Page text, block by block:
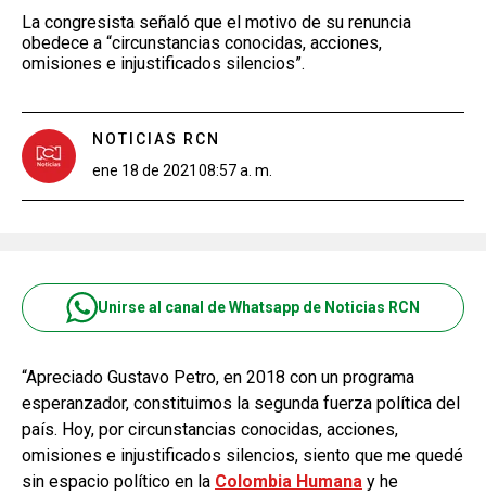
La congresista señaló que el motivo de su renuncia
obedece a “circunstancias conocidas, acciones,
omisiones e injustificados silencios”.
NOTICIAS RCN
ene 18 de 2021 08:57 a. m.
Unirse al canal de Whatsapp de Noticias RCN
“Apreciado Gustavo Petro, en 2018 con un programa
esperanzador, constituimos la segunda fuerza política del
país. Hoy, por circunstancias conocidas, acciones,
omisiones e injustificados silencios, siento que me quedé
sin espacio político en la Colombia Humana y he